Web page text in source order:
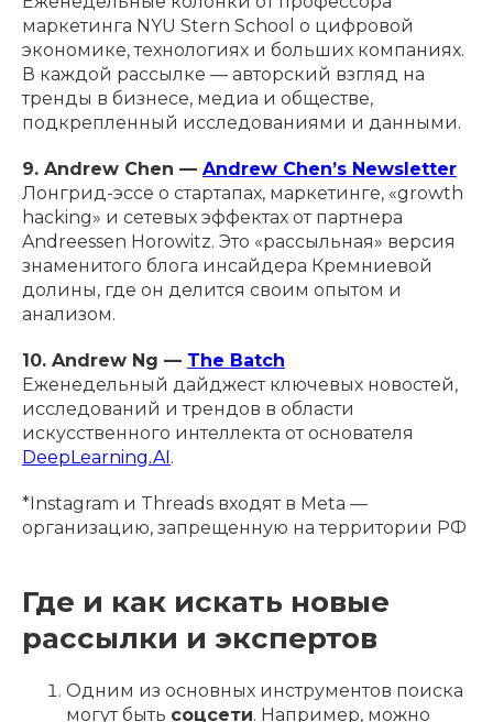
маркетинга NYU Stern School о цифровой
экономике, технологиях и больших компаниях.
В каждой рассылке — авторский взгляд на
тренды в бизнесе, медиа и обществе,
подкрепленный исследованиями и данными.
9. Andrew Chen — Andrew Chen’s Newsletter
Лонгрид-эссе о стартапах, маркетинге, «growth
hacking» и сетевых эффектах от партнера
Andreessen Horowitz. Это «рассыльная» версия
знаменитого блога инсайдера Кремниевой
долины, где он делится своим опытом и
анализом.
10. Andrew Ng — The Batch
Еженедельный дайджест ключевых новостей,
исследований и трендов в области
искусственного интеллекта от основателя
DeepLearning.AI .
*Instagram и Threads входят в Meta —
организацию, запрещенную на территории РФ
Где и как искать новые
рассылки и экспертов
Одним из основных инструментов поиска
могут быть соцсети. Например, можно